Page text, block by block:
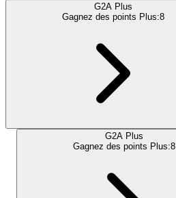
G2A Plus
Gagnez des points Plus:8
G2A Plus
Gagnez des points Plus:8